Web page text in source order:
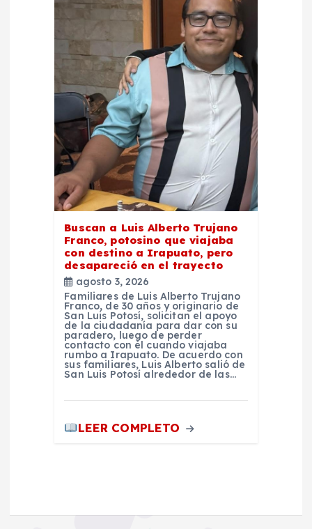
Buscan a Luis Alberto Trujano
Franco, potosino que viajaba
con destino a Irapuato, pero
desapareció en el trayecto
agosto 3, 2026
Familiares de Luis Alberto Trujano
Franco, de 30 años y originario de
San Luis Potosí, solicitan el apoyo
de la ciudadanía para dar con su
paradero, luego de perder
contacto con él cuando viajaba
rumbo a Irapuato. De acuerdo con
sus familiares, Luis Alberto salió de
San Luis Potosí alrededor de las…
LEER COMPLETO